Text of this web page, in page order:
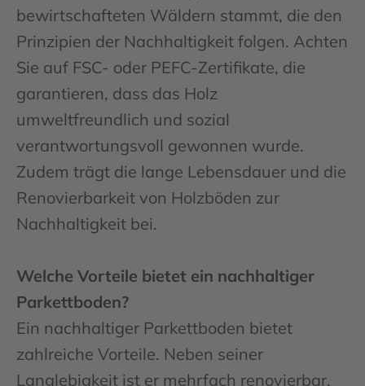
bewirtschafteten Wäldern stammt, die den
Prinzipien der Nachhaltigkeit folgen. Achten
Sie auf FSC- oder PEFC-Zertifikate, die
garantieren, dass das Holz
umweltfreundlich und sozial
verantwortungsvoll gewonnen wurde.
Zudem trägt die lange Lebensdauer und die
Renovierbarkeit von Holzböden zur
Nachhaltigkeit bei.
Welche Vorteile bietet ein nachhaltiger
Parkettboden?
Ein nachhaltiger Parkettboden bietet
zahlreiche Vorteile. Neben seiner
Langlebigkeit ist er mehrfach renovierbar,